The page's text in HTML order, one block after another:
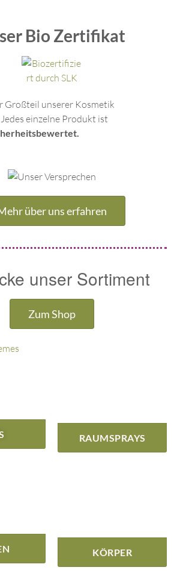
Bio Zertifikat
Großteil unserer Kosmetik
Jedes einzelne Produkt ist
über uns erfahren
unser Sortiment
Zum Shop
RAUMSPRAYS
KÖRPER